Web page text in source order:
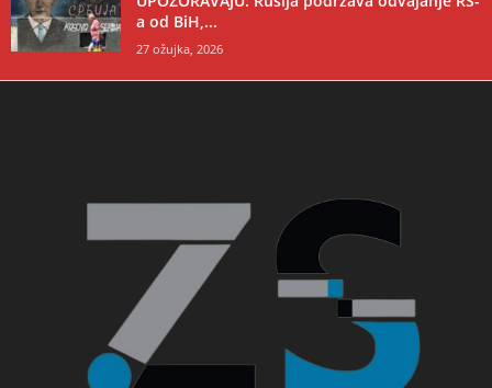
a od BiH,...
27 ožujka, 2026